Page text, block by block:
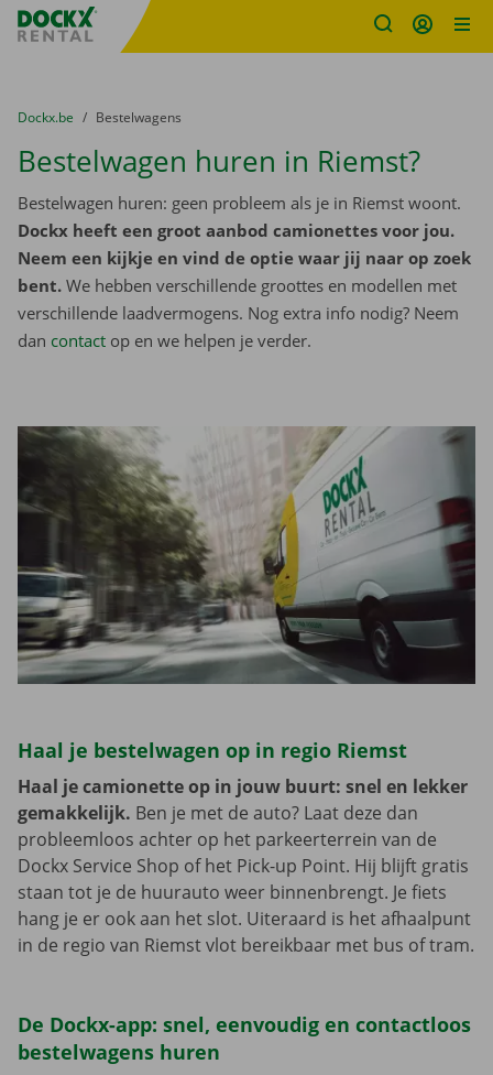
Fratello DEMO
U bevindt zich hier:
van
Dockx.be naar
Bestelwagens
Bestelwagen huren in Riemst?
Bestelwagen huren: geen probleem als je in Riemst woont.
Dockx heeft een groot aanbod camionettes voor jou.
Neem een kijkje en vind de optie waar jij naar op zoek
bent. We hebben verschillende groottes en modellen met
verschillende laadvermogens. Nog extra info nodig? Neem
dan contact op en we helpen je verder.
Haal je bestelwagen op in regio Riemst
Haal je camionette op in jouw buurt: snel en lekker
gemakkelijk. Ben je met de auto? Laat deze dan
probleemloos achter op het parkeerterrein van de
Dockx Service Shop of het Pick-up Point. Hij blijft gratis
staan tot je de huurauto weer binnenbrengt. Je fiets
hang je er ook aan het slot. Uiteraard is het afhaalpunt
in de regio van Riemst vlot bereikbaar met bus of tram.
De Dockx-app: snel, eenvoudig en contactloos
bestelwagens huren